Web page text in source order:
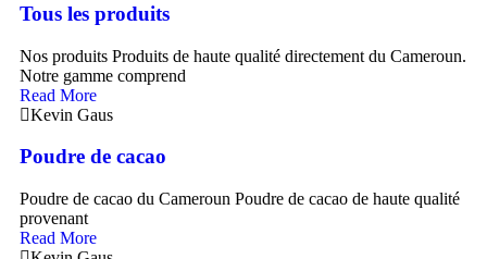
Tous les produits
Nos produits Produits de haute qualité directement du Cameroun.
Notre gamme comprend
Read More
Kevin Gaus
Poudre de cacao
Poudre de cacao du Cameroun Poudre de cacao de haute qualité
provenant
Read More